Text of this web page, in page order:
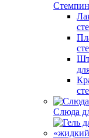
Слюда